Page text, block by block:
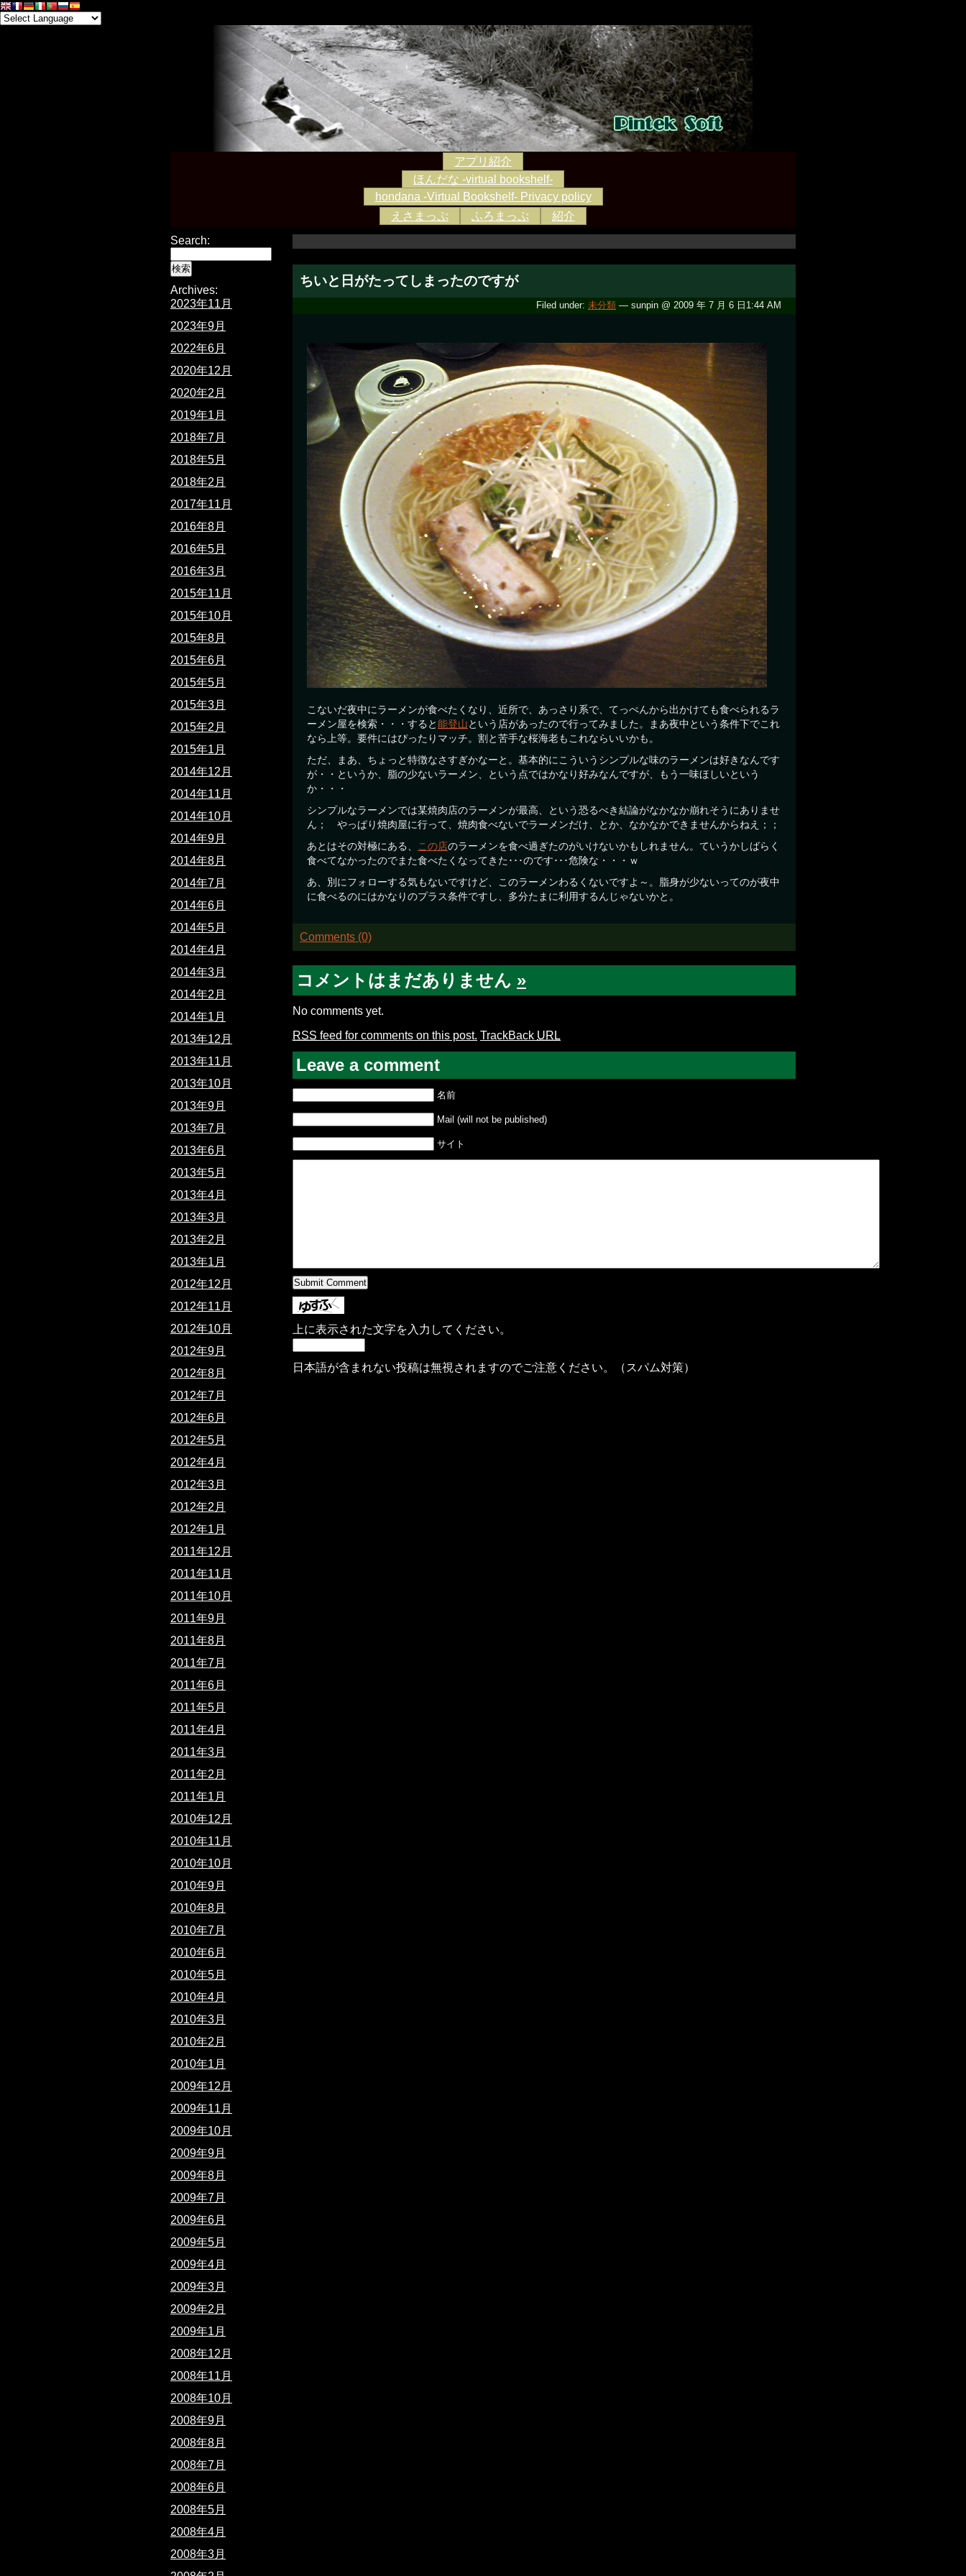
アプリ紹介
ほんだな -virtual bookshelf-
hondana -Virtual Bookshelf- Privacy policy
えさまっぷ
ふろまっぷ 紹介
ちいと日がたってしまったのですが
Filed under: 未分類 — sunpin @ 2009 年 7 月 6 日1:44 AM
こないだ夜中にラーメンが食べたくなり、近所で、あっさり系で、てっぺんから出かけても食べられるラ
ーメン屋を検索・・・すると能登山という店があったので行ってみました。まあ夜中という条件下でこれ
なら上等。要件にはぴったりマッチ。割と苦手な桜海老もこれならいいかも。
ただ、まあ、ちょっと特徴なさすぎかなーと。基本的にこういうシンプルな味のラーメンは好きなんです
が・・というか、脂の少ないラーメン、という点ではかなり好みなんですが、もう一味ほしいという
か・・・
シンプルなラーメンでは某焼肉店のラーメンが最高、という恐るべき結論がなかなか崩れそうにありませ
ん； やっぱり焼肉屋に行って、焼肉食べないでラーメンだけ、とか、なかなかできませんからねえ；；
あとはその対極にある、 この店のラーメンを食べ過ぎたのがいけないかもしれません。ていうかしばらく
食べてなかったのでまた食べたくなってきた･･･のです･･･危険な・・・ｗ
あ、別にフォローする気もないですけど、このラーメンわるくないですよ～。脂身が少ないってのが夜中
に食べるのにはかなりのプラス条件ですし、多分たまに利用するんじゃないかと。
Comments (0)
コメントはまだありません »
No comments yet.
RSS feed for comments on this post. TrackBack URL
Leave a comment
名前
Mail (will not be published)
サイト
上に表示された文字を入力してください。
日本語が含まれない投稿は無視されますのでご注意ください。（スパム対策）
Search:
Archives:
2023年11月
2023年9月
2022年6月
2020年12月
2020年2月
2019年1月
2018年7月
2018年5月
2018年2月
2017年11月
2016年8月
2016年5月
2016年3月
2015年11月
2015年10月
2015年8月
2015年6月
2015年5月
2015年3月
2015年2月
2015年1月
2014年12月
2014年11月
2014年10月
2014年9月
2014年8月
2014年7月
2014年6月
2014年5月
2014年4月
2014年3月
2014年2月
2014年1月
2013年12月
2013年11月
2013年10月
2013年9月
2013年7月
2013年6月
2013年5月
2013年4月
2013年3月
2013年2月
2013年1月
2012年12月
2012年11月
2012年10月
2012年9月
2012年8月
2012年7月
2012年6月
2012年5月
2012年4月
2012年3月
2012年2月
2012年1月
2011年12月
2011年11月
2011年10月
2011年9月
2011年8月
2011年7月
2011年6月
2011年5月
2011年4月
2011年3月
2011年2月
2011年1月
2010年12月
2010年11月
2010年10月
2010年9月
2010年8月
2010年7月
2010年6月
2010年5月
2010年4月
2010年3月
2010年2月
2010年1月
2009年12月
2009年11月
2009年10月
2009年9月
2009年8月
2009年7月
2009年6月
2009年5月
2009年4月
2009年3月
2009年2月
2009年1月
2008年12月
2008年11月
2008年10月
2008年9月
2008年8月
2008年7月
2008年6月
2008年5月
2008年4月
2008年3月